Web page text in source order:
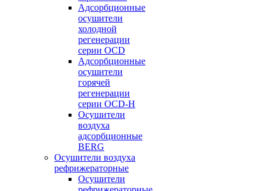
Адсорбционные
осушители
холодной
регенерации
серии OCD
Адсорбционные
осушители
горячей
регенерации
серии OСD-H
Осушители
воздуха
адсорбционные
BERG
Осушители воздуха
рефрижераторные
Осушители